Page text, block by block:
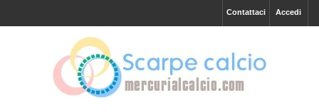
Accedi
Contattaci